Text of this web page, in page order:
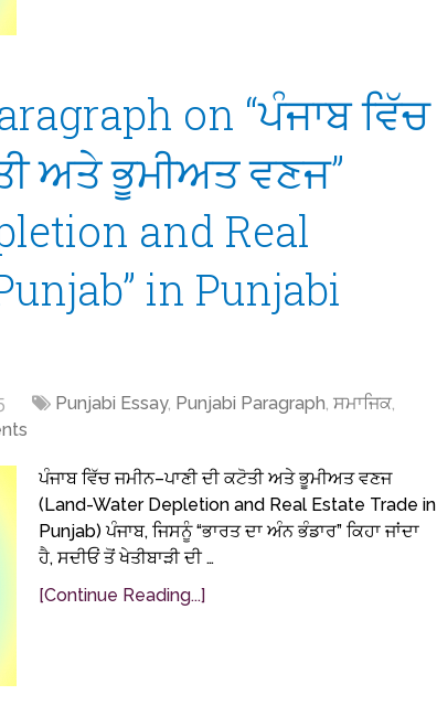
on “ਪੰਜਾਬ ਵਿੱਚ
ਅਤੇ ਭੂਮੀਅਤ ਵਣਜ”
and Real
in Punjabi
Punjabi Essay, Punjabi Paragraph, ਸਮਾਜਿਕ,
ਪੰਜਾਬ ਵਿੱਚ ਜਮੀਨ–ਪਾਣੀ ਦੀ ਕਟੋਤੀ ਅਤੇ ਭੂਮੀਅਤ ਵਣਜ
(Land-Water Depletion and Real Estate Trade in
Punjab) ਪੰਜਾਬ, ਜਿਸਨੂੰ “ਭਾਰਤ ਦਾ ਅੰਨ ਭੰਡਾਰ” ਕਿਹਾ ਜਾਂਦਾ
ਹੈ, ਸਦੀਓਂ ਤੋਂ ਖੇਤੀਬਾੜੀ ਦੀ …
[Continue Reading...]